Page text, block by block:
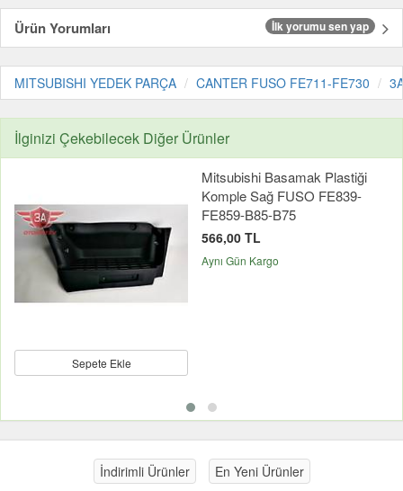
Ürün Yorumları İlk yorumu sen yap
MITSUBISHI YEDEK PARÇA CANTER FUSO FE711-FE730
İlginizi Çekebilecek Diğer Ürünler
Sepete Ekle
Mitsubishi Basamak Plastiği
Komple Sağ FUSO FE839-
FE859-B85-B75
566,00 TL
Aynı Gün Kargo
İndirimli Ürünler En Yeni Ürünler